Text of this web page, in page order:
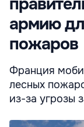
армию
пожаров
Франция
лесных
из-за угрозы